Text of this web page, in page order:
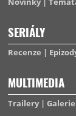
SERIÁLY
Recenze
MULTIMEDIA
Trailery Galerie